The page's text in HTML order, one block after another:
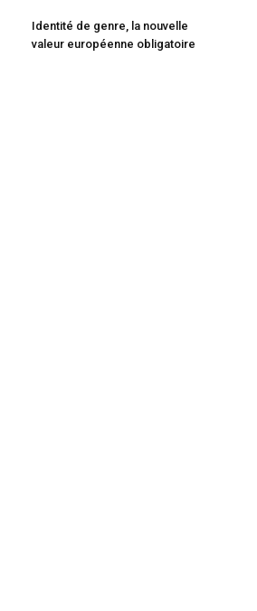
Identité de genre, la nouvelle
valeur européenne obligatoire